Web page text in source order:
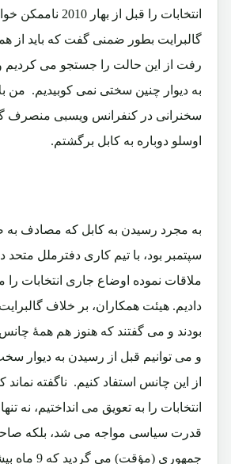
انتخابات را قبل از
گالبرایت بطور ضمنی گفت که باید از
رفت از این حالت را جستجو می کردیم
به دیوار چنین سختی نمی کوبیدیم. من
سخنرانی در کنفرانس ویسبی منصرف
اوسلو دوباره به کابل برگشتم.
به مجرد رسیدن به کابل که مصادف به
ملاقات نموده اوضاع جاری انتخابات را
دادیم. هیئت همکاران، بر خلاف گالبرایت
بودند و می گفتند که هنوز هم همۀ
و می توانیم قبل از رسیدن به دیوار
از این چانس استفاد کنیم. ناگفته نماند
انتخابات را به تعویق می انداختیم، نه
قدرت سیاسی مواجه می شد، بلکه
جمهوری